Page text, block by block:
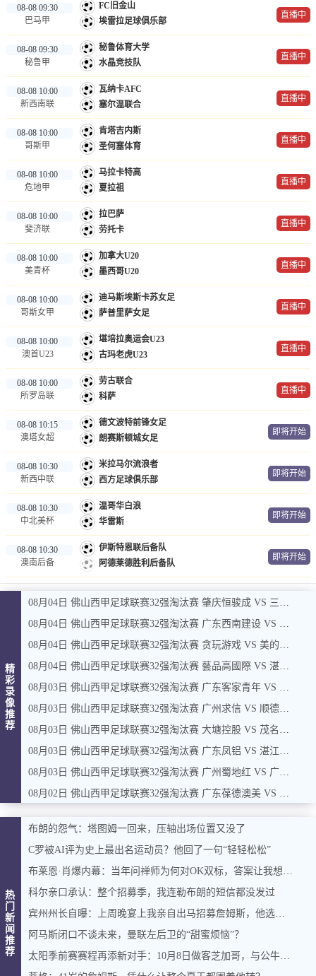
08-08 09:30
巴马甲
FC旧金山
埃雷拉足球俱乐部
直播中
08-08 09:30
秘鲁甲
秘鲁体育大学
水晶竞技队
直播中
08-08 10:00
新西南联
瓦纳卡AFC
塞尔温联合
直播中
08-08 10:00
哥斯甲
肯塔吉内斯
圣何塞体育
直播中
08-08 10:00
危地甲
马拉卡特高
夏拉祖
直播中
08-08 10:00
斐济联
拉巴萨
劳托卡
直播中
08-08 10:00
美青杯
加拿大U20
墨西哥U20
直播中
08-08 10:00
哥斯女甲
迪马斯埃斯卡苏女足
萨普里萨女足
直播中
08-08 10:00
澳首U23
堪培拉奥运会U23
古玛老虎U23
直播中
08-08 10:00
所罗岛联
劳古联合
科萨
直播中
08-08 10:15
澳塔女超
德文波特前锋女足
朗赛斯顿城女足
即将开始
08-08 10:30
新西中联
米拉马尔流浪者
西方足球俱乐部
即将开始
08-08 10:30
中北美杯
温哥华白浪
华雷斯
即将开始
08-08 10:30
澳南后备
伊斯特恩联后备队
阿德莱德胜利后备队
即将开始
精
彩
录
像
推
荐
08月04日 佛山西甲足球联赛32强淘汰赛 肇庆恒骏成 VS 三七互娱 全场录像
08月04日 佛山西甲足球联赛32强淘汰赛 广东西南建设 VS 香港圣徒 全场录像
08月04日 佛山西甲足球联赛32强淘汰赛 贪玩游戏 VS 美的薪火 全场录像
08月04日 佛山西甲足球联赛32强淘汰赛 藝品高國際 VS 湛江狂狼·粵辉能源 全场录像
08月03日 佛山西甲足球联赛32强淘汰赛 广东客家青年 VS 广州英华思力U17 全场录像
08月03日 佛山西甲足球联赛32强淘汰赛 广州求信 VS 顺德新青年 全场录像
08月03日 佛山西甲足球联赛32强淘汰赛 大塘控股 VS 茂名市点都得 全场录像
08月03日 佛山西甲足球联赛32强淘汰赛 广东凤铝 VS 湛江八部科技 全场录像
08月03日 佛山西甲足球联赛32强淘汰赛 广州蜀地红 VS 广州戴拿模 全场录像
08月02日 佛山西甲足球联赛32强淘汰赛 广东葆德澳美 VS 白坭兴龙 全场录像
热
门
新
闻
推
荐
布朗的怨气：塔图姆一回来，压轴出场位置又没了
C罗被AI评为史上最出名运动员？他回了一句“轻轻松松”
布莱恩·肖爆内幕：当年问禅师为何对OK双标，答案让我想起训狗那套
科尔亲口承认：整个招募季，我连勒布朗的短信都没发过
宾州州长自曝：上周晚宴上我亲自出马招募詹姆斯，他选了费城，我挺高兴
阿马斯闭口不谈未来，曼联左后卫的“甜蜜烦恼”？
太阳季前赛赛程再添新对手：10月8日做客芝加哥，与公牛过招